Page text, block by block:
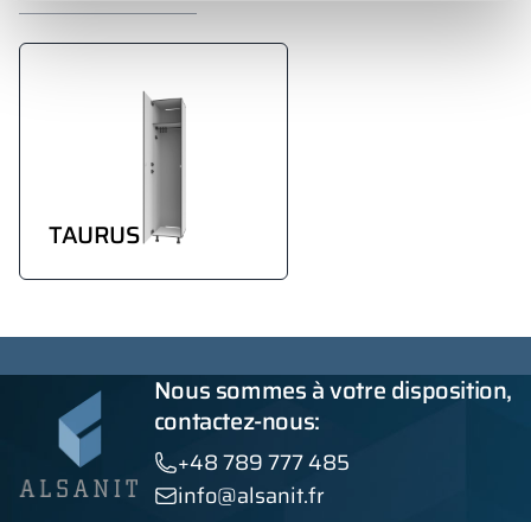
TAURUS
Nous sommes à votre disposition,
contactez-nous:
+48 789 777 485
info@alsanit.fr